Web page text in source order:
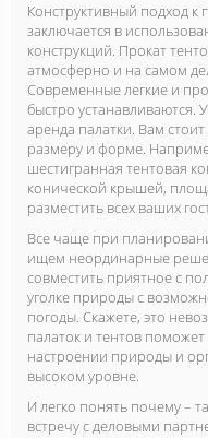
Конструктивный подход
заключается в
конструкций. Прокат
атмосферно и на самом
Современные легкие и
быстро устанавливаются.
аренда палатки. Вам
размеру и форме.
шестигранная тентовая
конической крышей,
разместить всех ваших
Все чаще при
ищем неординарные
совместить приятное с
уголке природы с
погоды. Скажете, это
палаток и тентов
настроении природы и
высоком уровне.
И легко понять почему –
встречу с деловыми